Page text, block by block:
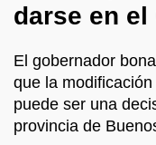
darse en el
El gobernador
que la
puede ser una
provincia de